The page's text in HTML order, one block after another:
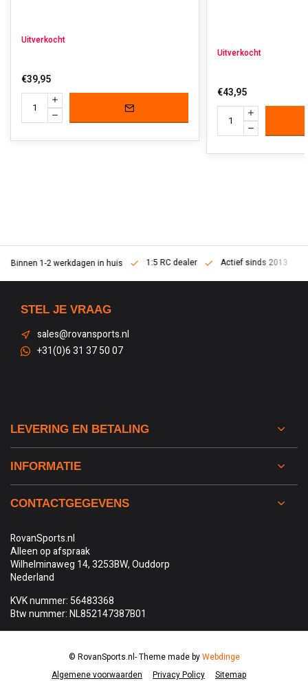
Uitverkocht
€39,95
Uitverkocht
€43,95
Binnen 1-2 werkdagen in huis 1:5 RC dealer Actief sinds 2013
STEL JE VRAAG
sales@rovansports.nl
+31(0)6 31 37 50 07
LEVERING EN BETALING
INFORMATIE
CONTACTGEGEVENS
RovanSports.nl
Alleen op afspraak
Wilhelminaweg 14, 3253BW, Ouddorp
Nederland
KVK nummer: 56483368
Btw nummer: NL852147387B01
Algemene voorwaarden Privacy Policy Sitemap
© RovanSports.nl- Theme made byWebdinge